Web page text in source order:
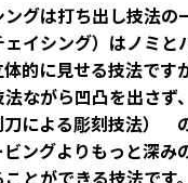
グは打ち出し技法の
イシング）はノミと
的に見せる技法です
ながら凹凸を出さず
刀による彫刻技法）
ングよりもっと深み